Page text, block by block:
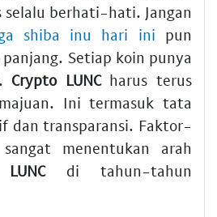
berhati-hati. Jangan
shiba inu hari ini pun
Setiap koin punya
Crypto LUNCharus terus
Ini termasuk tata
dan transparansi. Faktor-
menentukan arah
di tahun-tahun